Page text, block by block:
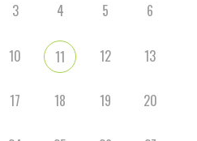
3 4 5 6
10 11 12 13
17 18 19 20